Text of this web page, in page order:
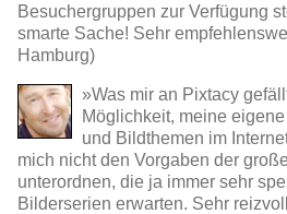
Besuchergruppen zur Verfügung
smarte Sache! Sehr
Hamburg)
»Was mir an Pixtacy
Möglichkeit, meine
und Bildthemen im
mich nicht den Vorgaben der
unterordnen, die ja immer sehr
Bilderserien erwarten. Sehr